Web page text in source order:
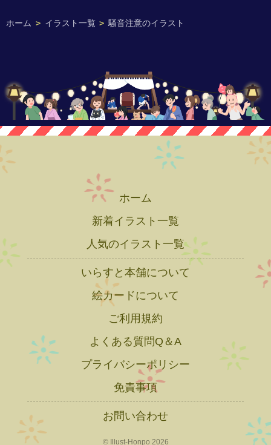
ホーム > イラスト一覧 > 騒音注意のイラスト
ホーム
新着イラスト一覧
人気のイラスト一覧
いらすと本舗について
絵カードについて
ご利用規約
よくある質問Q＆A
プライバシーポリシー
免責事項
お問い合わせ
© Illust-Honpo 2026